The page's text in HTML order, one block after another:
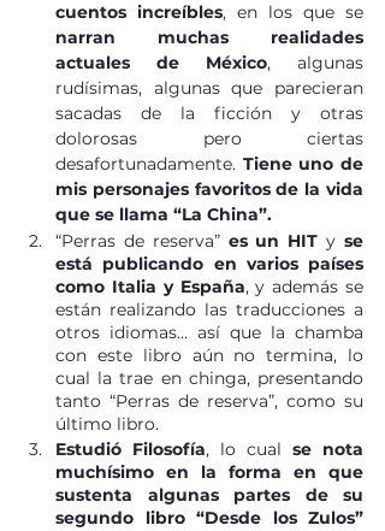
cuentos increíbles
narran muchas realidades
actuales de México, algunas
rudísimas, algunas que parecieran
sacadas de la ficción y otras
dolorosas pero ciertas
desafortunadamente. Tiene uno de
mis personajes favoritos de la vida
que se llama “La China”.
“Perras de reserva” es un HIT y se
está publicando en varios países
como Italia y España, y además se
están realizando las traducciones a
otros idiomas… así que la chamba
con este libro aún no termina, lo
cual la trae en chinga, presentando
tanto “Perras de reserva”, como su
último libro.
Estudió Filosofía, lo cual se nota
muchísimo en la forma en que
sustenta algunas partes de su
segundo libro “Desde los Zulos”